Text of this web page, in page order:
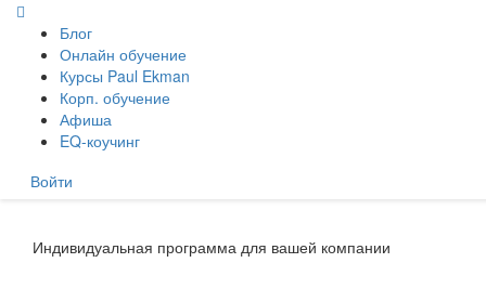
Блог
Онлайн обучение
Курсы Paul Ekman
Корп. обучение
Афиша
EQ-коучинг
Войти
Главная
Индивидуальная программа для вашей компании